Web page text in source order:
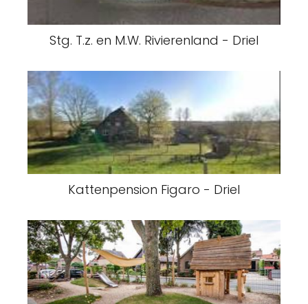
Stg. T.z. en M.W. Rivierenland - Driel
Kattenpension Figaro - Driel